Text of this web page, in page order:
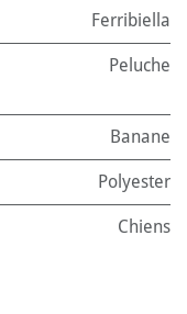
Ferribiella
Peluche
Banane
Polyester
Chiens